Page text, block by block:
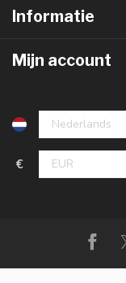
Informatie
Mijn account
€